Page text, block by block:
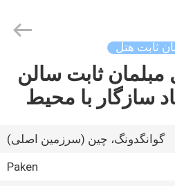
ثابت هتل
ثابت سالن
سازگار با محیط
گوانگدونگ، چین (سرزمین اصلی)
Paken